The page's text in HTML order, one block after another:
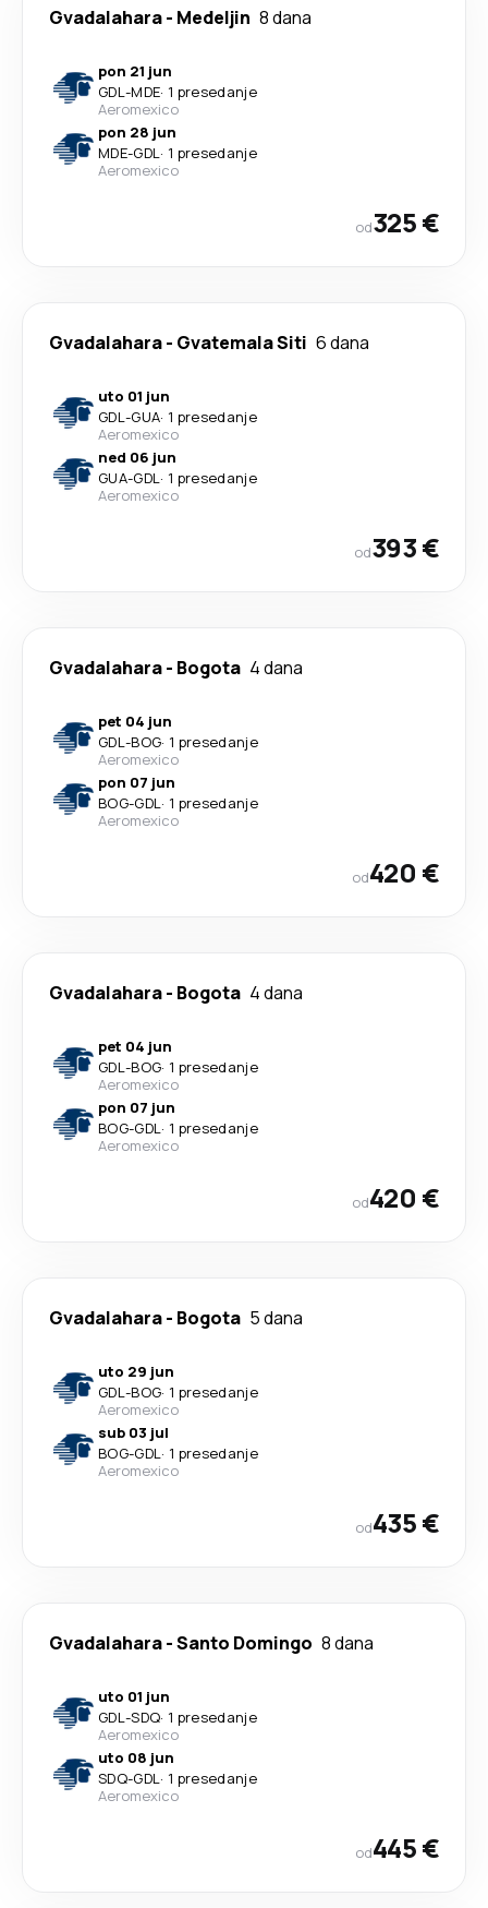
Gvadalahara- Medeljin 8 dana
pon 21 jun
GDL-MDE· 1 presedanje
Aeromexico
pon 28 jun
MDE-GDL· 1 presedanje
Aeromexico
od325 €
Gvadalahara- Gvatemala Siti 6 dana
uto 01 jun
GDL-GUA· 1 presedanje
Aeromexico
ned 06 jun
GUA-GDL· 1 presedanje
Aeromexico
od393 €
Gvadalahara- Bogota 4 dana
pet 04 jun
GDL-BOG· 1 presedanje
Aeromexico
pon 07 jun
BOG-GDL· 1 presedanje
Aeromexico
od420 €
Gvadalahara- Bogota 4 dana
pet 04 jun
GDL-BOG· 1 presedanje
Aeromexico
pon 07 jun
BOG-GDL· 1 presedanje
Aeromexico
od420 €
Gvadalahara- Bogota 5 dana
uto 29 jun
GDL-BOG· 1 presedanje
Aeromexico
sub 03 jul
BOG-GDL· 1 presedanje
Aeromexico
od435 €
Gvadalahara-Santo Domingo 8 dana
uto 01 jun
GDL-SDQ· 1 presedanje
Aeromexico
uto 08 jun
SDQ-GDL· 1 presedanje
Aeromexico
od445 €